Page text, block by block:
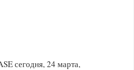
сегодня, 24 марта,